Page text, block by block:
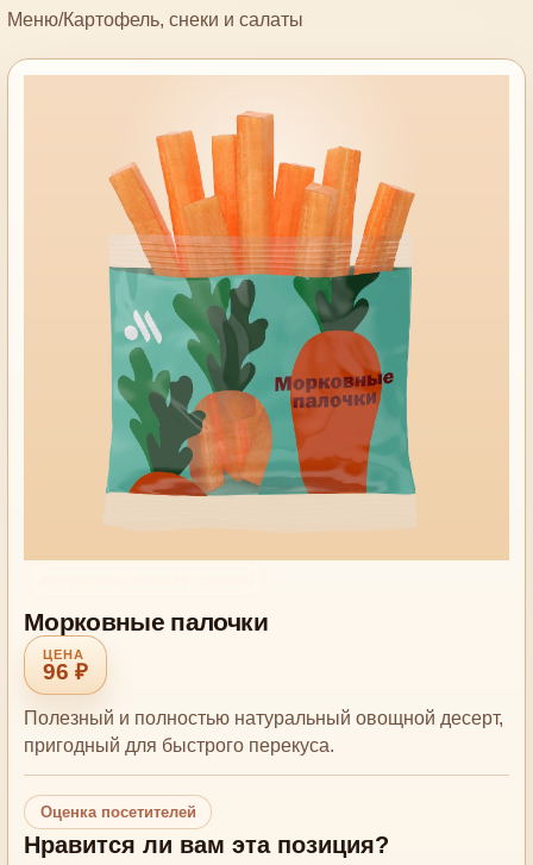
Меню/Картофель, снеки и салаты
Морковные палочки
96 ₽
Полезный и полностью натуральный овощной десерт,
пригодный для быстрого перекуса.
Оценка посетителей
Нравится ли вам эта позиция?